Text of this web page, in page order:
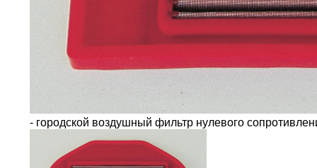
- городской воздушный фильтр нулевого